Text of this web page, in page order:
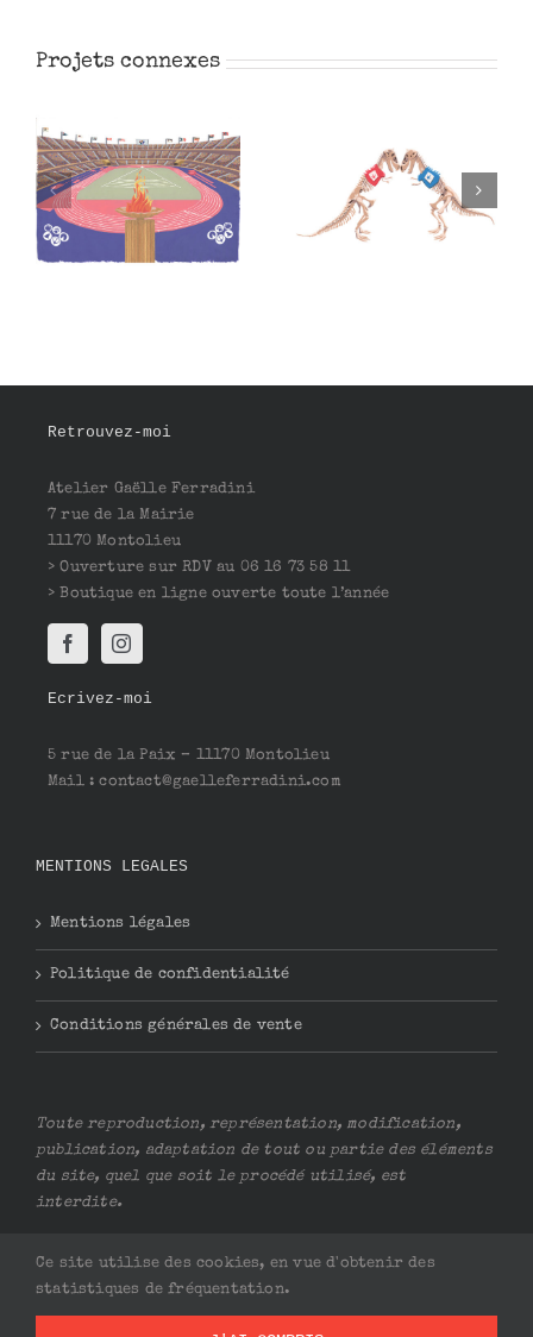
Projets connexes
L’Antiquité des JO Chronomètres
Retrouvez-moi
Atelier Gaëlle Ferradini
7 rue de la Mairie
11170 Montolieu
> Ouverture sur RDV au 06 16 73 58 11
> Boutique en ligne ouverte toute l’année
Ecrivez-moi
5 rue de la Paix – 11170 Montolieu
Mail : contact@gaelleferradini.com
MENTIONS LEGALES
Mentions légales
Politique de confidentialité
Conditions générales de vente
Toute reproduction, représentation, modification,
publication, adaptation de tout ou partie des éléments
du site, quel que soit le procédé utilisé, est
interdite.
Ce site utilise des cookies, en vue d'obtenir des
statistiques de fréquentation.